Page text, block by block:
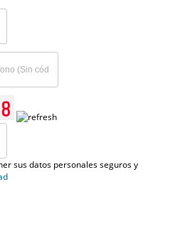
sus datos personales seguros y